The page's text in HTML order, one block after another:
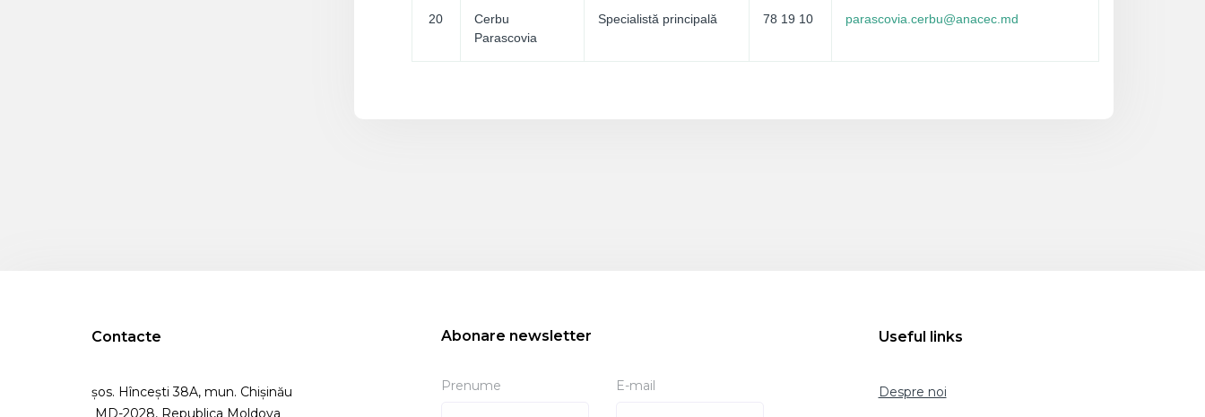
20
Cerbu
Parascovia
Specialistă principală 78 19 10 parascovia.cerbu@anacec.md
Contacte
șos. Hîncești 38A, mun. Chişinău
MD-2028, Republica Moldova
Abonare newsletter
Prenume E-mail
Useful links
Despre noi